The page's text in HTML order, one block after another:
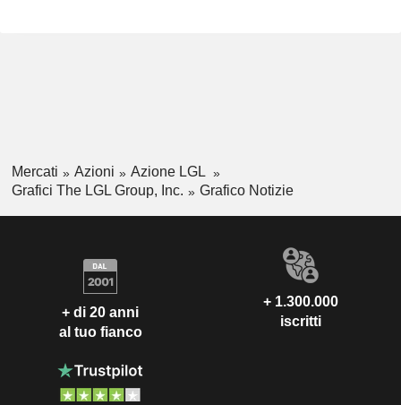
Mercati Azioni
Azione LGL
Grafici The LGL Group, Inc.
Grafico Notizie
+ di 20 anni
al tuo fianco
+ 1.300.000
iscritti